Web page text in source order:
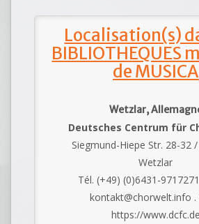
Localisation(s)
BIBLIOTHEQUES
de MUSICA
Wetzlar,
Deutsches Centrum für
Siegmund-Hiepe Str. 28-32
Wetzlar
Tél. (+49) (0)6431-
kontakt@chorwelt.info .
https://www.dcfc.de